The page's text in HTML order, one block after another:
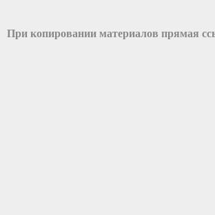
При копировании материалов прямая